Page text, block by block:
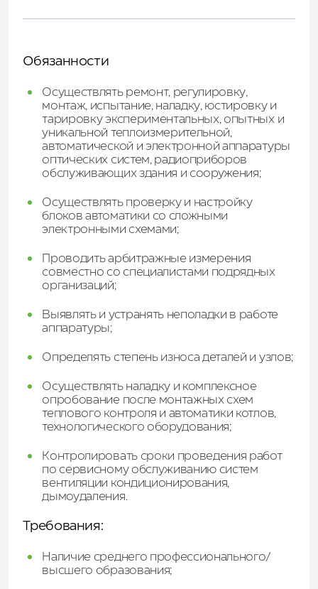
Обязанности
Осуществлять ремонт, регулировку,
монтаж, испытание, наладку, юстировку и
тарировку экспериментальных, опытных и
уникальной теплоизмерительной,
автоматической и электронной аппаратуры
оптических систем, радиоприборов
обслуживающих здания и сооружения;
Осуществлять проверку и настройку
блоков автоматики со сложными
электронными схемами;
Проводить арбитражные измерения
совместно со специалистами подрядных
организаций;
Выявлять и устранять неполадки в работе
аппаратуры;
Определять степень износа деталей и узлов;
Осуществлять наладку и комплексное
опробование после монтажных схем
теплового контроля и автоматики котлов,
технологического оборудования;
Контролировать сроки проведения работ
по сервисному обслуживанию систем
вентиляции кондиционирования,
дымоудаления.
Требования:
Наличие среднего профессионального/
высшего образования;